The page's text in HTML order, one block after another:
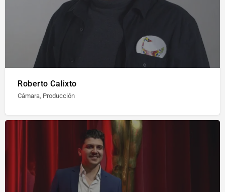
Roberto Calixto
Cámara, Producción